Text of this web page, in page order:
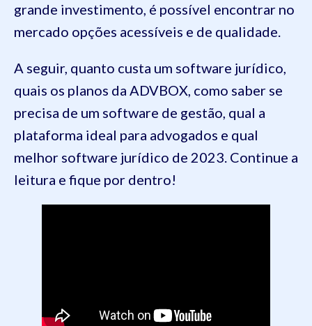
grande investimento, é possível encontrar no
mercado opções acessíveis e de qualidade.
A seguir, quanto custa um software jurídico,
quais os planos da ADVBOX, como saber se
precisa de um software de gestão, qual a
plataforma ideal para advogados e qual
melhor software jurídico de 2023. Continue a
leitura e fique por dentro!